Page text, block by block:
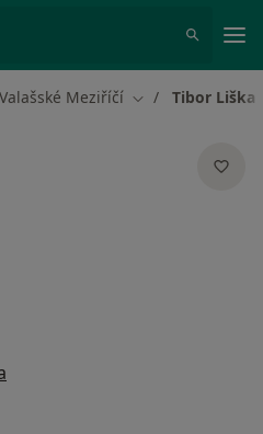
Valašské Meziříčí Změna města
Tibor Liška